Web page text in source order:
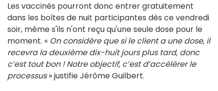
Les vaccinés pourront donc entrer gratuitement
dans les boîtes de nuit participantes dès ce vendredi
soir, même s'ils n'ont reçu qu'une seule dose pour le
moment. « On considère que si le client a une dose, il
recevra la deuxième dix-huit jours plus tard, donc
c’est tout bon ! Notre objectif, c’est d’accélérer le
processus» justifie Jérôme Guilbert.